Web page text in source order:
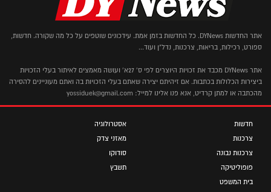
אתר החדשות DYNews. כל החדשות בזמן אמת. עידכונים שוטפים על כל מה שקורה. חדשות,
ספורט, רכילות, בריאות, צרכנות, נדל"ן ועוד...
אתר DYNews מכבד את זכויות היוצרים לפי ס' 27א' ועושה מאמצים לאיתור בעלי הזכויות
ביצירות הכלולות בכתבות. אם זיהיתם יצירה שאתם בעלי הזכויות בה ואתם מעוניינים להסירה
מהכתבה או למתן קרדיט, אנא פנו אלינו למייל: yossiduek@gmail.com
חדשות
צרכנות
צרכנות נבונה
פופוליטיקה
בית המשפט
אסטרולוגיה
מאזני צדק
סודוקו
תשבץ